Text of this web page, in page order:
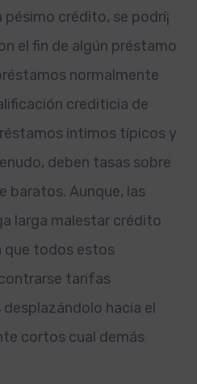
pésimo crédito, se podrí¡
el fin de algún préstamo
normalmente
crediticia de
íntimos tí­picos y
deben tasas sobre
baratos. Aunque, las
larga malestar crédito
que todos estos
tarifas
hacia el
cortos cual demás